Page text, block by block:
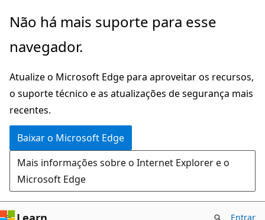
Pular
o
principal
Não há mais suporte para esse
navegador.
Atualize o Microsoft Edge para aproveitar os recursos,
o suporte técnico e as atualizações de segurança mais
recentes.
Baixar o Microsoft Edge
Mais informações sobre o Internet Explorer e o
Microsoft Edge
Learn Entrar